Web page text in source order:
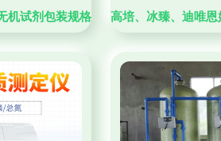
机试剂包装规格与价格分析——以重庆、
高培、冰臻、迪唯